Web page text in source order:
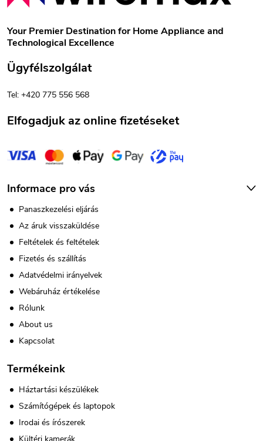
b
é
c
Your Premier Destination for Home Appliance and
Technological Excellence
Ügyfélszolgálat
Tel: +420 775 556 568
Elfogadjuk az online fizetéseket
Informace pro vás
Panaszkezelési eljárás
Az áruk visszaküldése
Feltételek és feltételek
Fizetés és szállítás
Adatvédelmi irányelvek
Webáruház értékelése
Rólunk
About us
Kapcsolat
Termékeink
Háztartási készülékek
Számítógépek és laptopok
Irodai és írószerek
Kültéri kamerák